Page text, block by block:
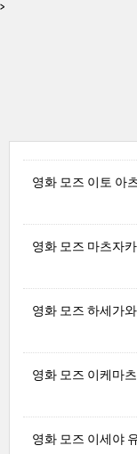
>
영화 모즈 이토 아
영화 모즈 마츠자카
영화 모즈 하세가와
영화 모즈 이케마츠
영화 모즈 이세야